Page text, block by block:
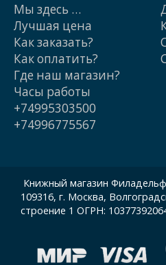
Мы здесь …
Лучшая цена
Как заказать?
Как оплатить?
Где наш магазин?
Часы работы
+74995303500
+74996775567
Книжный магазин
109316, г. Москва,
строение 1 ОГРН: